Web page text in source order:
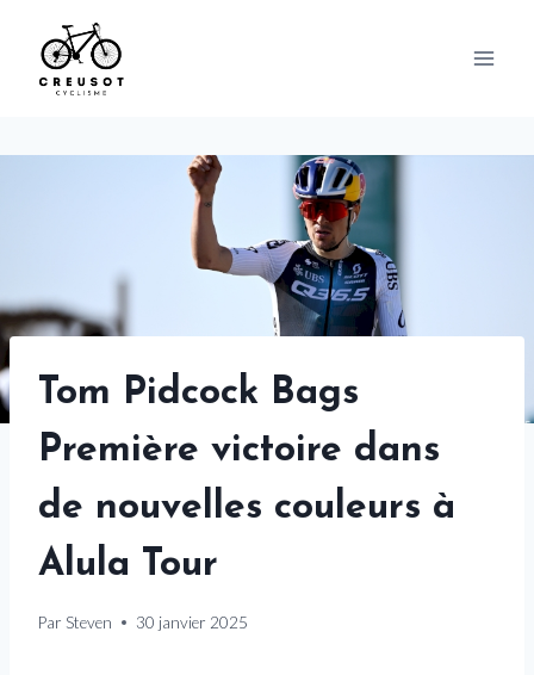
content
Tom Pidcock Bags
Première victoire dans
de nouvelles couleurs à
Alula Tour
Par Steven 30 janvier 2025